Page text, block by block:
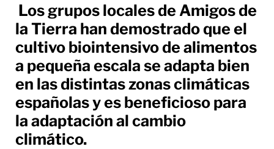
Los grupos locales de Amigos de
la Tierra han demostrado que el
cultivo biointensivo de alimentos
a pequeña escala se adapta bien
en las distintas zonas climáticas
españolas y es beneficioso para
la adaptación al cambio
climático.